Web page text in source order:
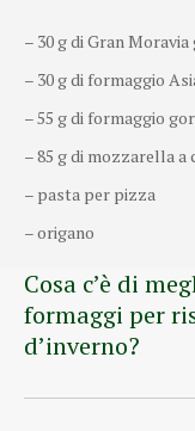
– 30 g di Gran
– 30 g di formaggio
– 55 g di formaggio
– 85 g di mozzarella a
– pasta per pizza
– origano
Cosa c’è di
formaggi per
d’inverno?